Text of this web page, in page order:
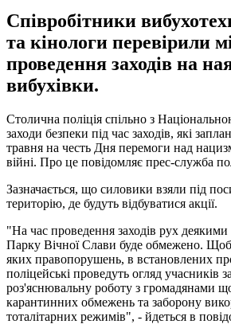
Співробітники
та кінологи перевірили
проведення заходів на
вибухівки.
Столична поліція спільно з
заходи безпеки під час заходів, які
травня на честь Дня перемоги над
війні. Про це повідомляє прес-служба
Зазначається, що силовики взяли під
територію, де будуть відбуватися акції.
"На час проведення заходів рух
Парку Вічної Слави буде обмежено.
яких правопорушень, в встановлених
поліцейські проведуть огляд учасників
роз'яснювальну роботу з громадянами
карантинних обмежень та заборону
тоталітарних режимів", - йдеться в